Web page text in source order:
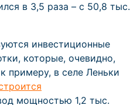
в 3,5 раза – с 50,8 тыс.
инвестиционные
которые, очевидно,
примеру, в селе Леньки
мощностью 1,2 тыс.